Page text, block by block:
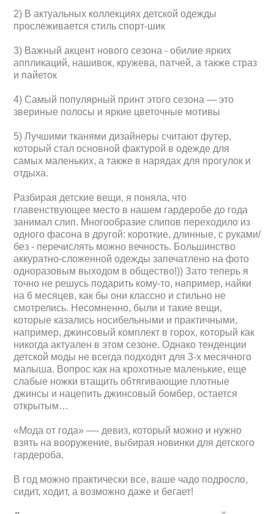
2) В актуальных коллекциях детской одежды
прослеживается стиль спорт-шик
3) Важный акцент нового сезона - обилие ярких
аппликаций, нашивок, кружева, патчей, а также страз
и пайеток
4) Самый популярный принт этого сезона — это
звериные полосы и яркие цветочные мотивы
5) Лучшими тканями дизайнеры считают футер,
который стал основной фактурой в одежде для
самых маленьких, а также в нарядах для прогулок и
отдыха.
Разбирая детские вещи, я поняла, что
главенствующее место в нашем гардеробе до года
занимал слип. Многообразие слипов переходило из
одного фасона в другой: короткие, длинные, с руками/
без - перечислять можно вечность. Большинство
аккуратно-сложенной одежды запечатлено на фото
одноразовым выходом в общество!)) Зато теперь я
точно не решусь подарить кому-то, например, найки
на 6 месяцев, как бы они классно и стильно не
смотрелись. Несомненно, были и такие вещи,
которые казались носибельными и практичными,
например, джинсовый комплект в горох, который как
никогда актуален в этом сезоне. Однако тенденции
детской моды не всегда подходят для 3-х месячного
малыша. Вопрос как на крохотные маленькие, еще
слабые ножки втащить обтягивающие плотные
джинсы и нацепить джинсовый бомбер, остается
открытым…
«Мода от года» —- девиз, который можно и нужно
взять на вооружение, выбирая новинки для детского
гардероба.
В год можно практически все, ваше чадо подросло,
сидит, ходит, а возможно даже и бегает!